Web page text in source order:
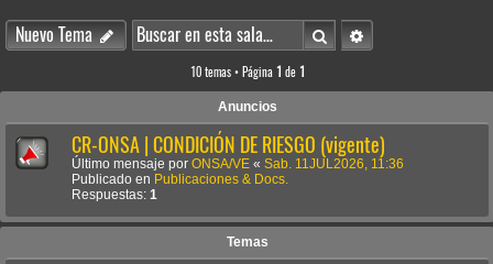
Nuevo Tema BuscarBúsqueda avanzada
10 temas • Página 1 de 1
Anuncios
CR-ONSA | CONDICIÓN DE RIESGO (vigente)
Último mensaje por ONSA/VE « Sab. 11JUL2026, 11:36
Publicado en Publicaciones & Docs.
Respuestas: 1
Temas